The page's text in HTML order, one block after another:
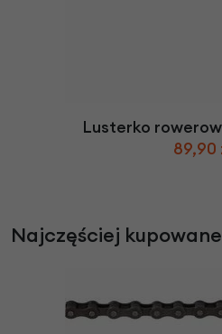
Lusterko
89,90
Najczęściej kupowane